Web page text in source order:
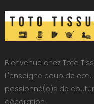
Bienvenue chez Toto
L'enseigne coup de
passionné(e)s de
décoration